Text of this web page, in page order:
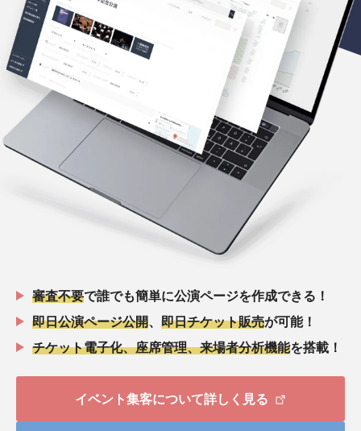
審査不要で誰でも簡単に公演ページを作成できる！
即日公演ページ公開
即日チケット販売が可能！
チケット電子化、座席管理、来場者分析機能を搭載！
イベント集客について詳しく見る